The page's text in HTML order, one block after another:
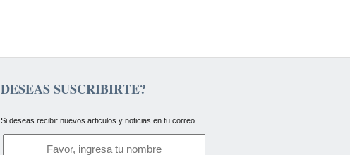
DESEAS SUSCRIBIRTE?
Si deseas recibir nuevos articulos y noticias en tu correo